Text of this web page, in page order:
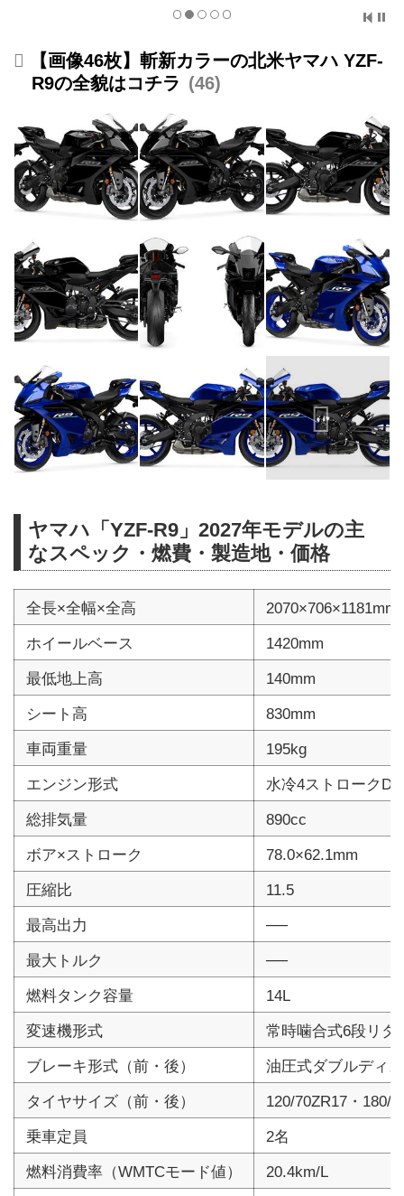
【画像46枚】斬新カラーの北米ヤマハ YZF-
R9の全貌はコチラ
46
ヤマハ「YZF-R9」2027年モデルの主
なスペック・燃費・製造地・価格
全長×全幅×全高
2070×706×1181mm
ホイールベース
1420mm
最低地上高
140mm
シート高
830mm
車両重量
195kg
エンジン形式
水冷4ストローク
総排気量
890cc
ボア×ストローク
78.0×62.1mm
圧縮比
11.5
最高出力
──
最大トルク
──
燃料タンク容量
14L
変速機形式
常時噛合式6段リタ
ブレーキ形式（前・後）
油圧式ダブルディ
タイヤサイズ（前・後）
120/70ZR17・180/
乗車定員
2名
燃料消費率（WMTCモード値）
20.4km/L